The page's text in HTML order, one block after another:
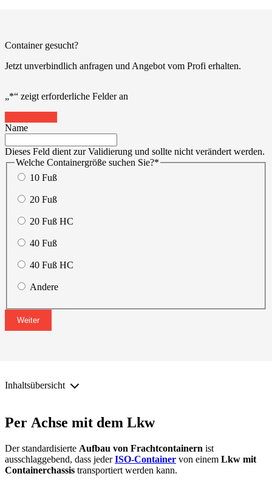
Container gesucht?
Jetzt unverbindlich anfragen und Angebot vom Profi erhalten.
„*“ zeigt erforderliche Felder an
Name
Dieses Feld dient zur Validierung und sollte nicht verändert werden.
Welche Containergröße suchen Sie?*
10 Fuß
20 Fuß
20 Fuß HC
40 Fuß
40 Fuß HC
Andere
Weiter
Inhaltsübersicht
Per Achse mit dem Lkw
Der standardisierte Aufbau von Frachtcontainern ist
ausschlaggebend, dass jederISO-Container von einem Lkw mit
Containerchassis transportiert werden kann.